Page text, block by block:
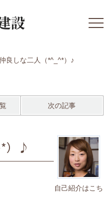
良しな二人（*^_^*）♪
次の記事
自己紹介はこち
）♪